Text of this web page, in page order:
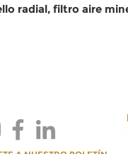
radial, filtro aire